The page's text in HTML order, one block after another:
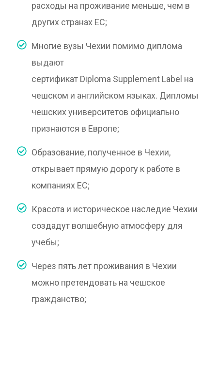
расходы на проживание меньше, чем в
других странах ЕС;
Многие вузы Чехии помимо диплома
выдают
сертификат Diploma Supplement Label на
чешском и английском языках. Дипломы
чешских университетов официально
признаются в Европе;
Образование, полученное в Чехии,
открывает прямую дорогу к работе в
компаниях ЕС;
Красота и историческое наследие Чехии
создадут волшебную атмосферу для
учебы;
Через пять лет проживания в Чехии
можно претендовать на чешское
гражданство;